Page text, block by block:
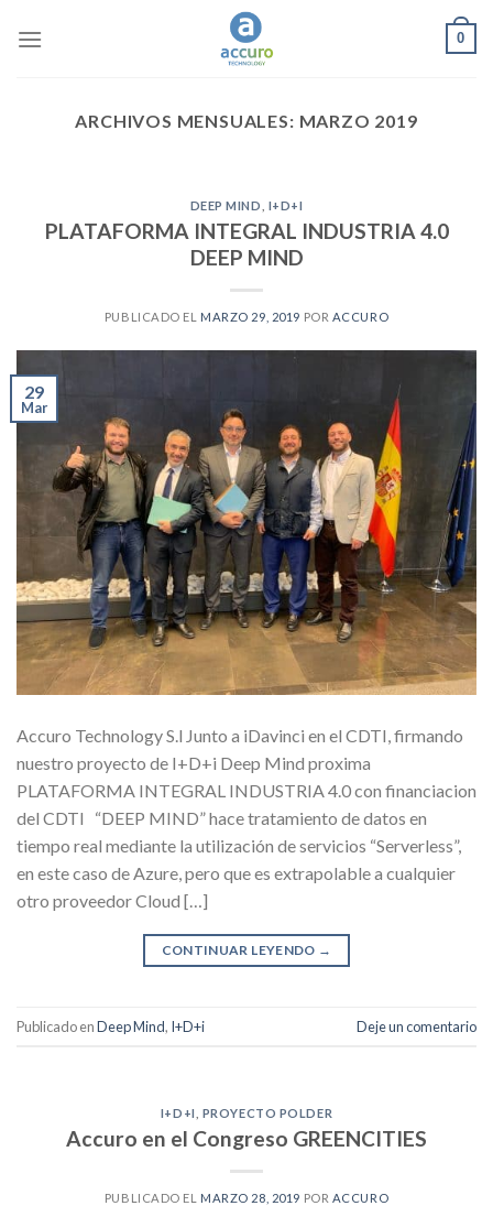
0
ARCHIVOS MENSUALES: MARZO 2019
DEEP MIND I+D+I
PLATAFORMA INTEGRAL INDUSTRIA 4.0
DEEP MIND
PUBLICADO EL MARZO 29, 2019 POR ACCURO
29
Mar
Accuro Technology S.l Junto a iDavinci en el CDTI, firmando
nuestro proyecto de I+D+i Deep Mind proxima
PLATAFORMA INTEGRAL INDUSTRIA 4.0 con financiacion
del CDTI “DEEP MIND” hace tratamiento de datos en
tiempo real mediante la utilización de servicios “Serverless”,
en este caso de Azure, pero que es extrapolable a cualquier
otro proveedor Cloud […]
CONTINUAR LEYENDO →
Publicado enDeep Mind, I+D+i Deje un comentario
I+D+I PROYECTO POLDER
Accuro en el Congreso GREENCITIES
PUBLICADO EL MARZO 28, 2019 POR ACCURO